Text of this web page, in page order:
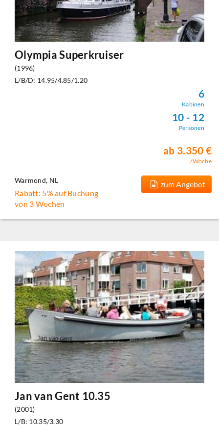
Olympia Superkruiser
(1996)
L/B/D: 14.95/4.85/1.20
6
Kabinen
10 - 12
Personen
ab 3.350 €
/Woche
Warmond, NL
Rabatt: 5% auf Buchung
von 3 Wochen
zum Angebot
Jan van Gent 10.35
(2001)
L/B: 10.35/3.30